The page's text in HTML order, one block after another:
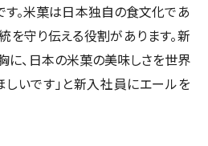
。米菓は日本独自の食文化であ
を守り伝える役割があります。新
に、日本の米菓の美味しさを世界
いです」と新入社員にエールを